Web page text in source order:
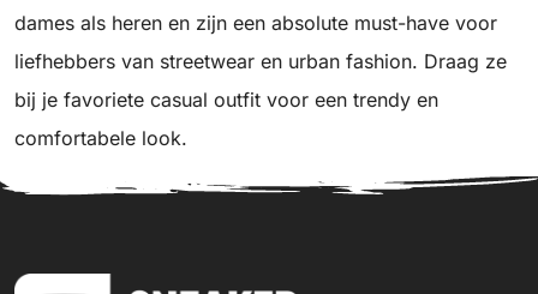
dames als heren en zijn een absolute must-have voor
liefhebbers van streetwear en urban fashion. Draag ze
bij je favoriete casual outfit voor een trendy en
comfortabele look.